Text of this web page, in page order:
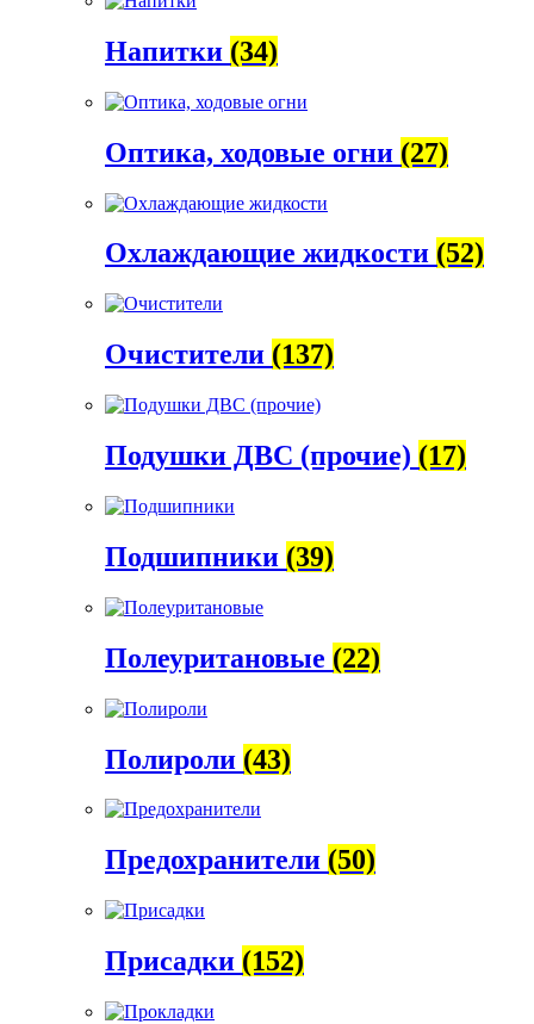
Напитки (34)
Оптика, ходовые огни (27)
Охлаждающие жидкости (52)
Очистители (137)
Подушки ДВС (прочие) (17)
Подшипники (39)
Полеуритановые (22)
Полироли (43)
Предохранители (50)
Присадки (152)